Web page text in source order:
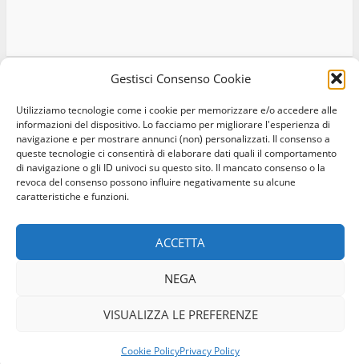
Gestisci Consenso Cookie
Utilizziamo tecnologie come i cookie per memorizzare e/o accedere alle
informazioni del dispositivo. Lo facciamo per migliorare l'esperienza di
navigazione e per mostrare annunci (non) personalizzati. Il consenso a
queste tecnologie ci consentirà di elaborare dati quali il comportamento
di navigazione o gli ID univoci su questo sito. Il mancato consenso o la
revoca del consenso possono influire negativamente su alcune
caratteristiche e funzioni.
ACCETTA
NEGA
VISUALIZZA LE PREFERENZE
Cookie PolicyPrivacy Policy
Home Privacy Policy Cookie Policy Contatti
FacebookInstagram
Twitter
© Occhio Viterbese - Codice 90148040562 - N° iscrizione
Realizzato da:Coopyleft